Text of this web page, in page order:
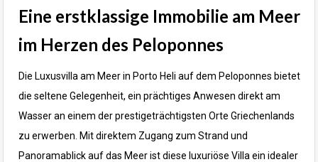
Eine erstklassige Immobilie am Meer
im Herzen des Peloponnes
Die Luxusvilla am Meer in Porto Heli auf dem Peloponnes bietet
die seltene Gelegenheit, ein prächtiges Anwesen direkt am
Wasser an einem der prestigeträchtigsten Orte Griechenlands
zu erwerben. Mit direktem Zugang zum Strand und
Panoramablick auf das Meer ist diese luxuriöse Villa ein idealer